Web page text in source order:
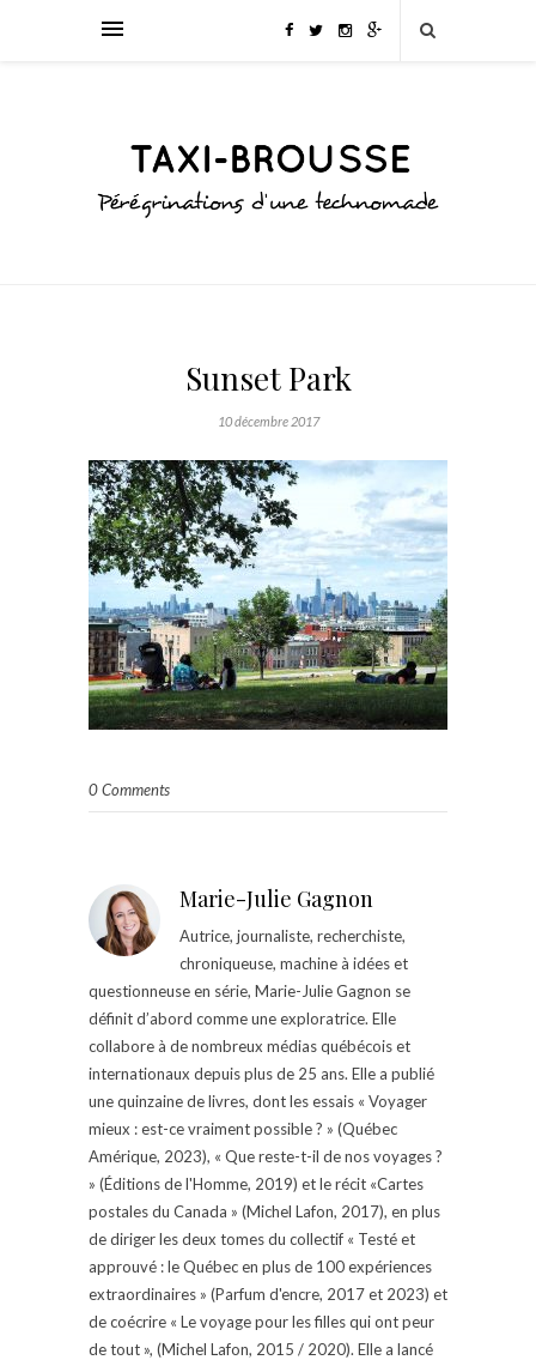
Sunset Park
10 décembre 2017
0 Comments
Marie-Julie Gagnon
Autrice, journaliste, recherchiste,
chroniqueuse, machine à idées et
questionneuse en série, Marie-Julie Gagnon se
définit d’abord comme une exploratrice. Elle
collabore à de nombreux médias québécois et
internationaux depuis plus de 25 ans. Elle a publié
une quinzaine de livres, dont les essais « Voyager
mieux : est-ce vraiment possible ? » (Québec
Amérique, 2023), « Que reste-t-il de nos voyages ?
» (Éditions de l'Homme, 2019) et le récit «Cartes
postales du Canada » (Michel Lafon, 2017), en plus
de diriger les deux tomes du collectif « Testé et
approuvé : le Québec en plus de 100 expériences
extraordinaires » (Parfum d'encre, 2017 et 2023) et
de coécrire « Le voyage pour les filles qui ont peur
de tout », (Michel Lafon, 2015 / 2020). Elle a lancé